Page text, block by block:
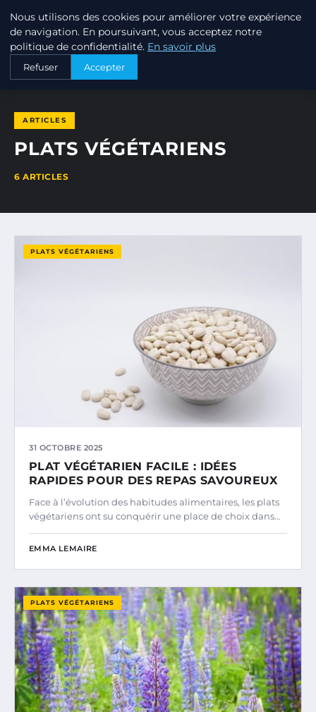
TRUFFE DU PERIGORD
ACCUEIL PLATS VÉGÉTARIENS
ARTICLES
PLATS VÉGÉTARIENS
6 ARTICLES
PLATS VÉGÉTARIENS
31 OCTOBRE 2025
PLAT VÉGÉTARIEN FACILE : IDÉES
RAPIDES POUR DES REPAS SAVOUREUX
Face à l’évolution des habitudes alimentaires, les plats
végétariens ont su conquérir une place de choix dans…
EMMA LEMAIRE
PLATS VÉGÉTARIENS
Nous utilisons des cookies pour améliorer votre expérience
de navigation. En poursuivant, vous acceptez notre
politique de confidentialité. En savoir plus
Refuser Accepter